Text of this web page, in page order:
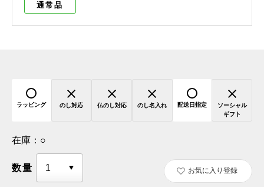
通常品
ラッピング のし対応 仏のし対応 のし名入れ 配送日指定
ソーシャル
ギフト
在庫： ○
数量 お気に入り登録